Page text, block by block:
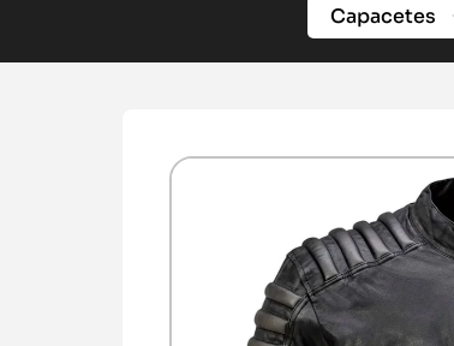
Capacetes